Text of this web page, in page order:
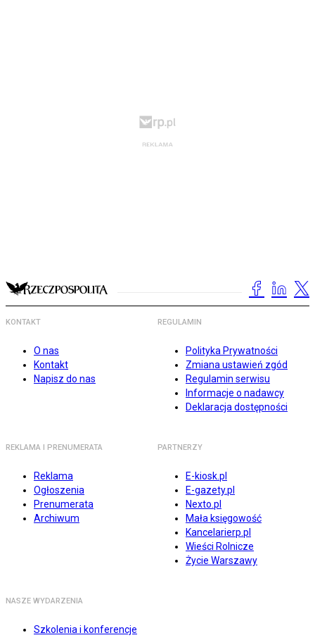
KONTAKT
O nas
Kontakt
Napisz do nas
REGULAMIN
Polityka Prywatności
Zmiana ustawień zgód
Regulamin serwisu
Informacje o nadawcy
Deklaracja dostępności
REKLAMA I PRENUMERATA
Reklama
Ogłoszenia
Prenumerata
Archiwum
PARTNERZY
E-kiosk.pl
E-gazety.pl
Nexto.pl
Mała księgowość
Kancelarierp.pl
Wieści Rolnicze
Życie Warszawy
NASZE WYDARZENIA
Szkolenia i konferencje